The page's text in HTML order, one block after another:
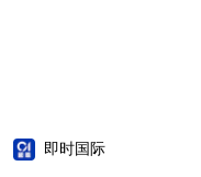
即时国际